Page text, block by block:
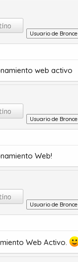
Usuario de Bronce
web activo
Usuario de Bronce
Web!
Usuario de Bronce
Web Activo.